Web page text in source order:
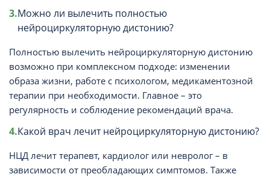
Можно ли вылечить полностью
нейроциркуляторную дистонию?
Полностью вылечить нейроциркуляторную дистонию
возможно при комплексном подходе: изменении
образа жизни, работе с психологом, медикаментозной
терапии при необходимости. Главное – это
регулярность и соблюдение рекомендаций врача.
Какой врач лечит нейроциркуляторную дистонию?
НЦД лечит терапевт, кардиолог или невролог – в
зависимости от преобладающих симптомов. Также